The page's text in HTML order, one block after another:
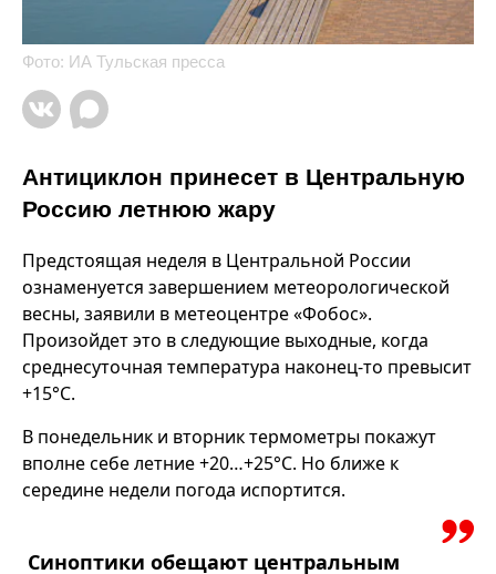
Фото: ИА Тульская пресса
Антициклон принесет в Центральную
Россию летнюю жару
Предстоящая неделя в Центральной России
ознаменуется завершением метеорологической
весны, заявили в метеоцентре «Фобос».
Произойдет это в следующие выходные, когда
среднесуточная температура наконец-то превысит
+15°С.
В понедельник и вторник термометры покажут
вполне себе летние +20…+25°С. Но ближе к
середине недели погода испортится.
Синоптики обещают центральным